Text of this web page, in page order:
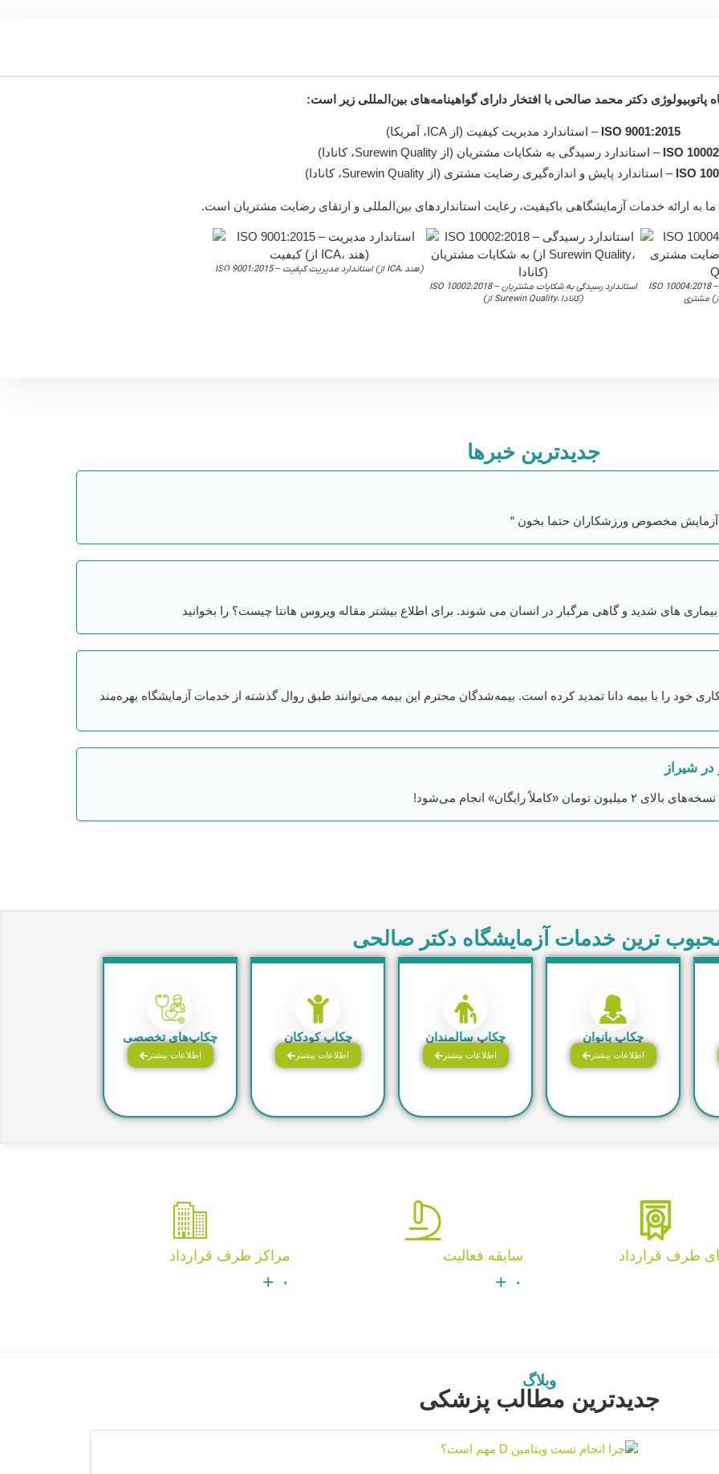
پاتوبیولوژی دکتر محمد صالحی با افتخار دارای گواهینامه‌های بین‌المللی زیر است:
ISO 9001:2015 – استاندارد مدیریت کیفیت (از ICA، آمریکا)
ISO – استاندارد رسیدگی به شکایات مشتریان (از Surewin Quality، کانادا)
ISO – استاندارد پایش و اندازه‌گیری رضایت مشتری (از Surewin Quality، کانادا)
ما به ارائه خدمات آزمایشگاهی باکیفیت، رعایت استانداردهای بین‌المللی و ارتقای رضایت مشتریان است.
ISO 9001:2015 – استاندارد مدیریت کیفیت (از ICA، هند)
ISO 10002:2018 – استاندارد رسیدگی به شکایات مشتریان
(از Surewin Quality، کانادا)
ISO 10004:2018 – استاندارد پایش و اندازه‌گیری رضایت
جدیدترین خبر‌ها
مخصوص ورزشکاران حتما بخون “
های شدید و گاهی مرگبار در انسان می شوند. برای اطلاع بیشتر مقاله ویروس هانتا چیست؟ را بخوانید
خود را با بیمه دانا تمدید کرده است. بیمه‌شدگان محترم این بیمه می‌توانند طبق روال گذشته از خدمات آزمایشگاه بهره‌مند
شیراز
رایگان» انجام می‌شود!
ترین خدمات آزمایشگاه دکتر صالحی
چکاپ بانوان
اطلاعات بیشتر
چکاپ سالمندان
اطلاعات بیشتر
چکاپ کودکان
اطلاعات بیشتر
چکاپ‌های تخصصی
اطلاعات بیشتر
طرف قرارداد سابقه فعالیت
۰ +
مراکز طرف قرارداد
۰ +
وبلاگ
جدیدترین مطالب پزشکی